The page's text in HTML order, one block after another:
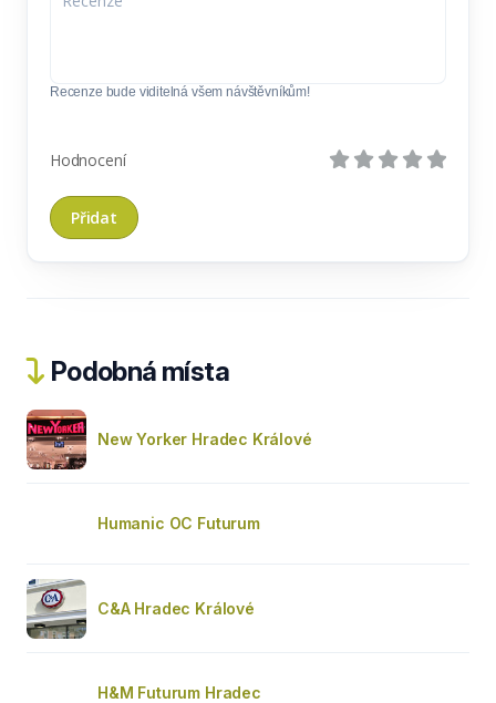
Recenze bude viditelná všem návštěvníkům!
Hodnocení
Podobná místa
New Yorker Hradec Králové
Humanic OC Futurum
C&A Hradec Králové
H&M Futurum Hradec